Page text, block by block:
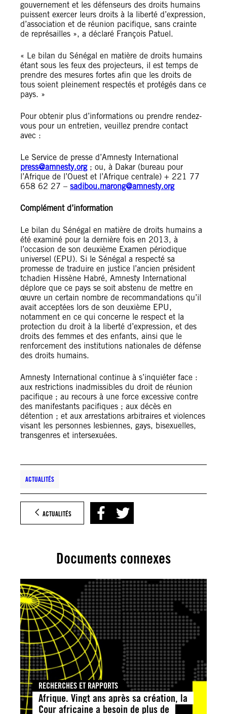
gouvernement et les défenseurs des droits humains
puissent exercer leurs droits à la liberté d’expression,
d’association et de réunion pacifique, sans crainte
de représailles », a déclaré François Patuel.
« Le bilan du Sénégal en matière de droits humains
étant sous les feux des projecteurs, il est temps de
prendre des mesures fortes afin que les droits de
tous soient pleinement respectés et protégés dans ce
pays. »
Pour obtenir plus d’informations ou prendre rendez-
vous pour un entretien, veuillez prendre contact
avec :
Le Service de presse d’Amnesty International
press@amnesty.org; ou, à Dakar (bureau pour
l’Afrique de l’Ouest et l’Afrique centrale) + 221 77
658 62 27 – sadibou.marong@amnesty.org
Complément d’information
Le bilan du Sénégal en matière de droits humains a
été examiné pour la dernière fois en 2013, à
l’occasion de son deuxième Examen périodique
universel (EPU). Si le Sénégal a respecté sa
promesse de traduire en justice l’ancien président
tchadien Hissène Habré, Amnesty International
déplore que ce pays se soit abstenu de mettre en
œuvre un certain nombre de recommandations qu’il
avait acceptées lors de son deuxième EPU,
notamment en ce qui concerne le respect et la
protection du droit à la liberté d’expression, et des
droits des femmes et des enfants, ainsi que le
renforcement des institutions nationales de défense
des droits humains.
Amnesty International continue à s’inquiéter face :
aux restrictions inadmissibles du droit de réunion
pacifique ; au recours à une force excessive contre
des manifestants pacifiques ; aux décès en
détention ; et aux arrestations arbitraires et violences
visant les personnes lesbiennes, gays, bisexuelles,
transgenres et intersexuées.
ACTUALITÉS
ACTUALITÉS
Documents connexes
RECHERCHES ET RAPPORTS
Afrique. Vingt ans après sa création, la
Cour africaine a besoin de plus de